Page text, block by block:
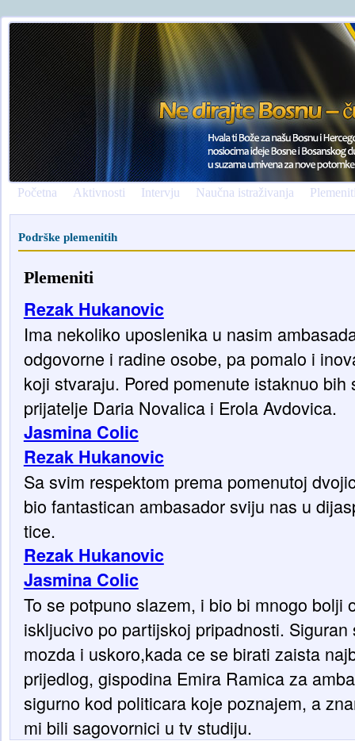
Početna Aktivnosti Intervju Naučna istraživanja
Podrške plemenitih
Plemeniti
Rezak Hukanovic
Ima nekoliko uposlenika u nasim
odgovorne i radine osobe, pa pomalo i
koji stvaraju. Pored pomenute istaknuo
prijatelje Daria Novalica i Erola Avdovica.
Jasmina Colic
Rezak Hukanovic
Sa svim respektom prema pomenutoj
bio fantastican ambasador sviju nas u
tice.
Rezak Hukanovic
Jasmina Colic
To se potpuno slazem, i bio bi mnogo bolji
iskljucivo po partijskoj pripadnosti.
mozda i uskoro,kada ce se birati zaista
prijedlog, gispodina Emira Ramica za
sigurno kod politicara koje poznajem, a
mi bili sagovornici u tv studiju.